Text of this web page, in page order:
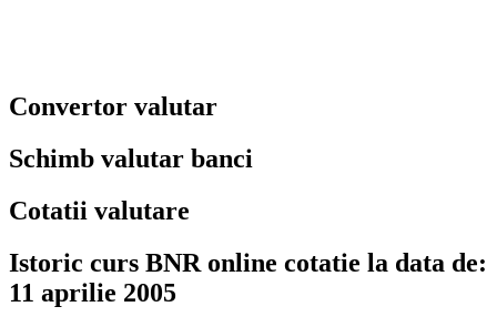
Convertor valutar
Schimb valutar banci
Cotatii valutare
Istoric curs BNR online cotatie la data de:
11 aprilie 2005